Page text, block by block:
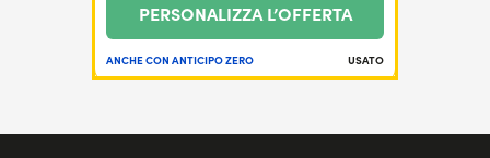
PERSONALIZZA L’OFFERTA
ANCHE CON ANTICIPO ZERO USATO